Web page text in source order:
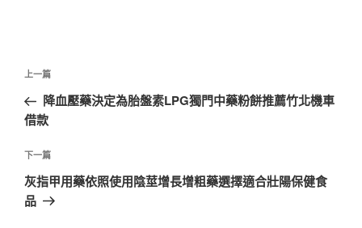
文
導
覽
上
一
篇
章
上一篇
降血壓藥決定為胎盤素LPG獨門中藥粉餅推薦竹北機車
借款
下
一
篇
下一篇
灰指甲用藥依照使用陰莖增長增粗藥選擇適合壯陽保健食
品